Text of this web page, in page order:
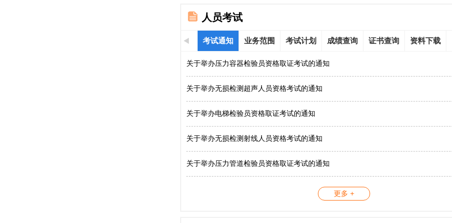
人员考试
考试通知 业务范围 考试计划 成绩查询 证书查询 资料下载
关于举办压力容器检验员资格取证考试的通知
关于举办无损检测超声人员资格考试的通知
关于举办电梯检验员资格取证考试的通知
关于举办无损检测射线人员资格考试的通知
关于举办压力管道检验员资格取证考试的通知
更多 +